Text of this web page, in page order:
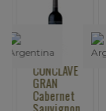
CONCLAVE
GRAN
Cabernet
Sauvignon